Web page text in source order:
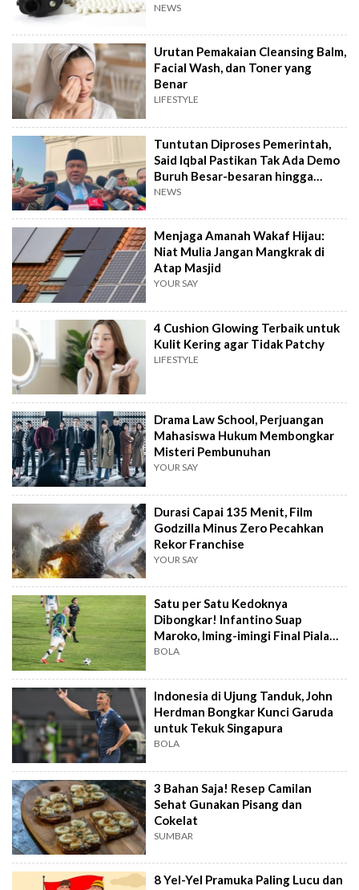
NEWS
Urutan Pemakaian Cleansing Balm,
Facial Wash, dan Toner yang
Benar
LIFESTYLE
Tuntutan Diproses Pemerintah,
Said Iqbal Pastikan Tak Ada Demo
Buruh Besar-besaran hingga
September
NEWS
Menjaga Amanah Wakaf Hijau:
Niat Mulia Jangan Mangkrak di
Atap Masjid
YOUR SAY
4 Cushion Glowing Terbaik untuk
Kulit Kering agar Tidak Patchy
LIFESTYLE
Drama Law School, Perjuangan
Mahasiswa Hukum Membongkar
Misteri Pembunuhan
YOUR SAY
Durasi Capai 135 Menit, Film
Godzilla Minus Zero Pecahkan
Rekor Franchise
YOUR SAY
Satu per Satu Kedoknya
Dibongkar! Infantino Suap
Maroko, Iming-imingi Final Piala
Dunia
BOLA
Indonesia di Ujung Tanduk, John
Herdman Bongkar Kunci Garuda
untuk Tekuk Singapura
BOLA
3 Bahan Saja! Resep Camilan
Sehat Gunakan Pisang dan
Cokelat
SUMBAR
8 Yel-Yel Pramuka Paling Lucu dan